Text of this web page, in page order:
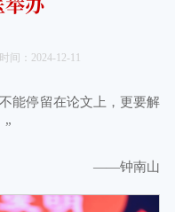
间：2024-12-11
能停留在论文上，更要解
”
——钟南山